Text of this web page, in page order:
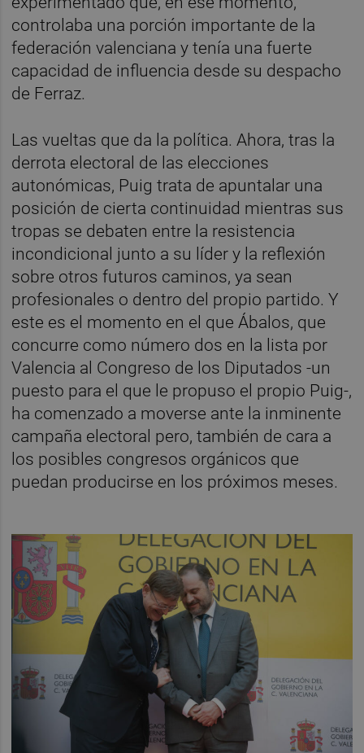
controlaba una porción importante de la
federación valenciana y tenía una fuerte
capacidad de influencia desde su despacho
de Ferraz.
Las vueltas que da la política. Ahora, tras la
derrota electoral de las elecciones
autonómicas, Puig trata de apuntalar una
posición de cierta continuidad mientras sus
tropas se debaten entre la resistencia
incondicional junto a su líder y la reflexión
sobre otros futuros caminos, ya sean
profesionales o dentro del propio partido. Y
este es el momento en el que Ábalos, que
concurre como número dos en la lista por
Valencia al Congreso de los Diputados -un
puesto para el que le propuso el propio Puig-,
ha comenzado a moverse ante la inminente
campaña electoral pero, también de cara a
los posibles congresos orgánicos que
puedan producirse en los próximos meses.